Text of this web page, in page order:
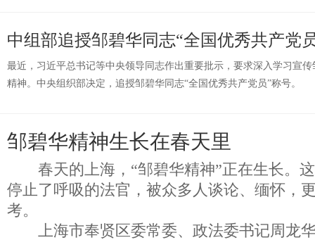
中组部追授邹碧华同志“全国优秀共产党
最近，习近平总书记等中央领导同志作出重要批示，要求深入学习宣
精神。中央组织部决定，追授邹碧华同志“全国优秀共产党员”称号。
邹碧华精神生长在春天里
春天的上海，“邹碧华精神”正在生长。这
停止了呼吸的法官，被众多人谈论、缅怀，
考。
上海市奉贤区委常委、政法委书记周龙华